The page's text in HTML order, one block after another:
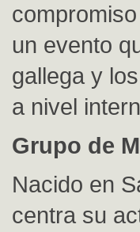
un evento
gallega y
a nivel
Grupo de
Nacido en
centra su